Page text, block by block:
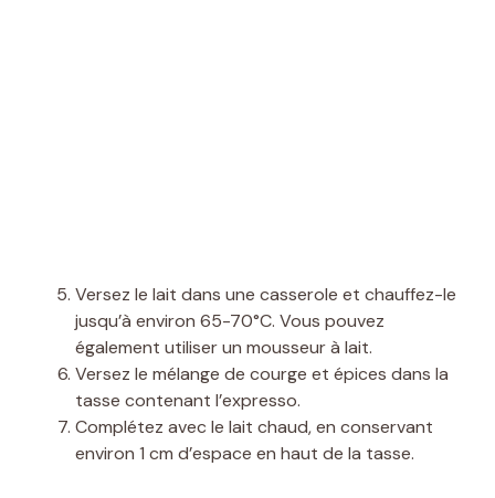
Versez le lait dans une casserole et chauffez-le
jusqu’à environ 65-70°C. Vous pouvez
également utiliser un mousseur à lait.
Versez le mélange de courge et épices dans la
tasse contenant l’expresso.
Complétez avec le lait chaud, en conservant
environ 1 cm d’espace en haut de la tasse.